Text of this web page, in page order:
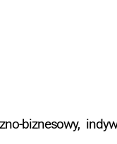
biznesowy,